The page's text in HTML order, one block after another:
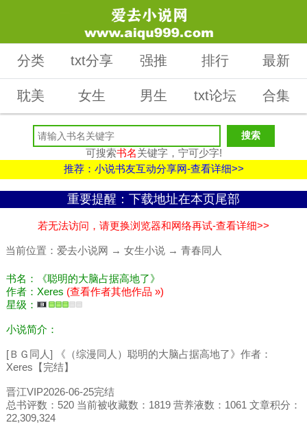
分类 txt分享 强推 排行 最新
耽美 女生 男生 txt论坛 合集
可搜索书名关键字，宁可少字!
推荐：小说书友互动分享网-查看详细>>
重要提醒：下载地址在本页尾部
若无法访问，请更换浏览器和网络再试-查看详细>>
当前位置： 爱去小说网 → 女生小说 → 青春同人
书名：《聪明的大脑占据高地了》
作者：Xeres (查看作者其他作品 »)
星级：
小说简介：
[ＢＧ同人] 《（综漫同人）聪明的大脑占据高地了》作者：
Xeres【完结】
晋江VIP2026-06-25完结
总书评数：520 当前被收藏数：1819 营养液数：1061 文章积分：
22,309,324